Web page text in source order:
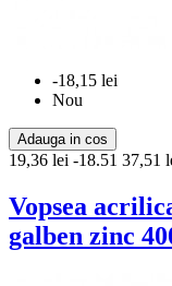
-18,15 lei
Nou
Adauga in cos
19,36 lei -18.51 37,51
Vopsea
galben zinc